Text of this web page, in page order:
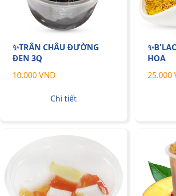
✨TRÂN CHÂU ĐƯỜNG
ĐEN 3Q
10.000 VND
Chi tiết
HOA
25.000